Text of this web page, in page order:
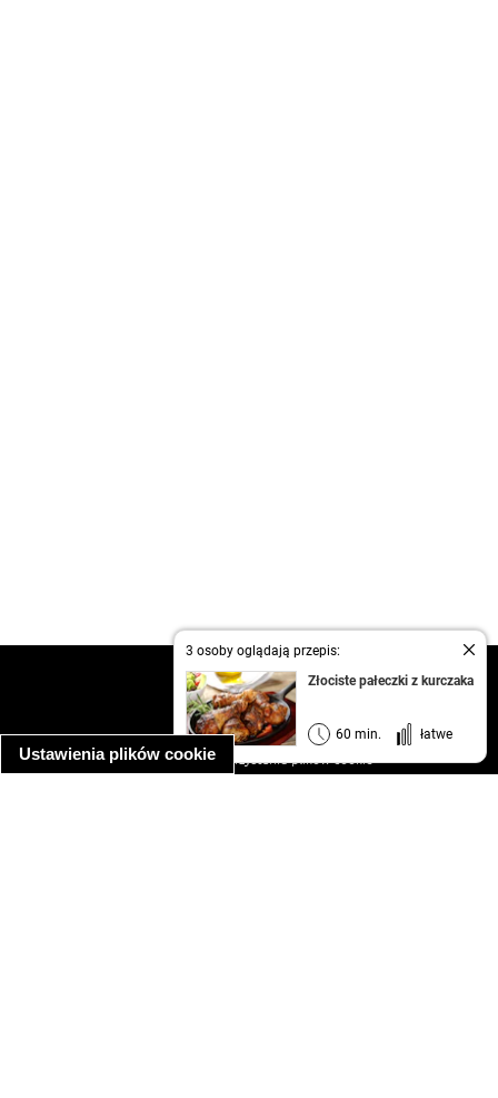
Ustawienia plików cookie
3 osoby oglądają przepis:
Złociste pałeczki z kurczaka
60 min. łatwe
kontakt
regulamin
informacja o prywatności
informacja o wykorzystaniu plików cookie